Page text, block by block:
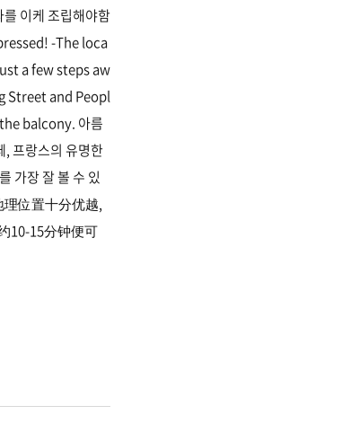
이케 조립해야함
-The loca
a few steps aw
Street and Peopl
balcony. 아름
, 프랑스의 유명한
가장 잘 볼 수 있
位置十分优越,
10-15分钟便可